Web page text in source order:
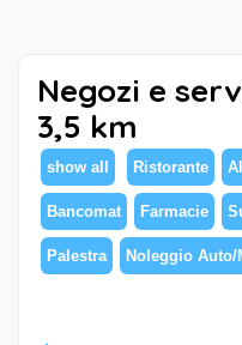
Negozi e
3,5 km
show all Ristorante
Bancomat Farmacie
Palestra Noleggio Auto/